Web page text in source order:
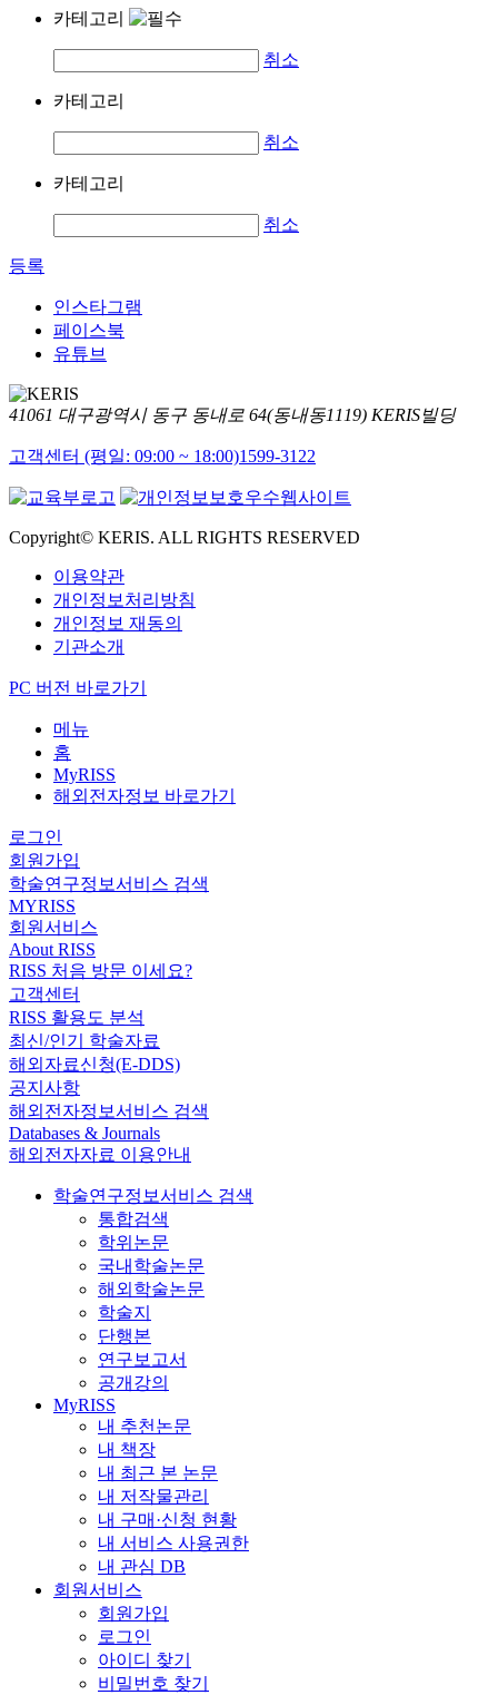
카테고리
취소
카테고리
취소
카테고리
취소
등록
인스타그램
페이스북
유튜브
41061 대구광역시 동구 동내로 64(동내동1119) KERIS빌딩
고객센터 (평일: 09:00 ~ 18:00)1599-3122
Copyright© KERIS. ALL RIGHTS RESERVED
이용약관
개인정보처리방침
개인정보 재동의
기관소개
PC 버전 바로가기
메뉴
홈
MyRISS
해외전자정보 바로가기
로그인
회원가입
학술연구정보서비스 검색
MYRISS
회원서비스
About RISS
RISS 처음 방문 이세요?
고객센터
RISS 활용도 분석
최신/인기 학술자료
해외자료신청(E-DDS)
공지사항
해외전자정보서비스 검색
Databases & Journals
해외전자자료 이용안내
학술연구정보서비스 검색
통합검색
학위논문
국내학술논문
해외학술논문
학술지
단행본
연구보고서
공개강의
MyRISS
내 추천논문
내 책장
내 최근 본 논문
내 저작물관리
내 구매·신청 현황
내 서비스 사용권한
내 관심 DB
회원서비스
회원가입
로그인
아이디 찾기
비밀번호 찾기